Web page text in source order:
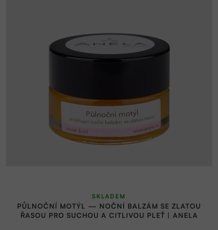
PŮLNOČNÍ MOTÝL — NOČNÍ BALZÁM SE ZLATOU
ŘASOU PRO SUCHOU A CITLIVOU PLEŤ | ANELA
SKLADEM